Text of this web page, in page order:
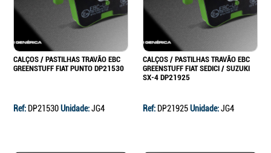
CALÇOS / PASTILHAS TRAVÃO EBC
GREENSTUFF FIAT PUNTO DP21530
Ref: DP21530Unidade:JG4
CALÇOS / PASTILHAS TRAVÃO EBC
GREENSTUFF FIAT SEDICI / SUZUKI
SX-4 DP21925
Ref: DP21925Unidade:JG4